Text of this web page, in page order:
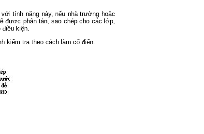
tính năng này, nếu nhà trường hoặc
được phân tán, sao chép cho các lớp,
điều kiện.
kiểm tra theo cách làm cổ điển.